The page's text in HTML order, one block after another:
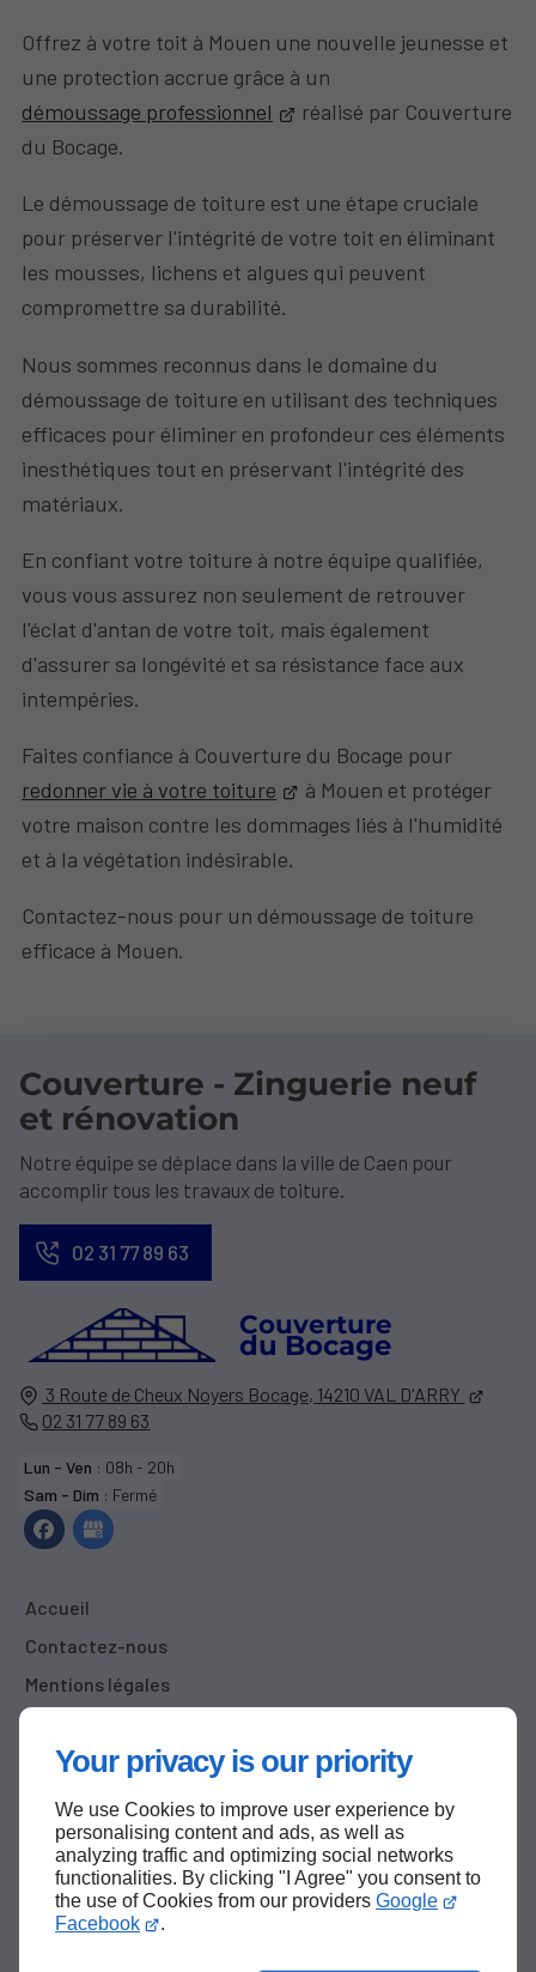
Your privacy is our priority
We use Cookies to improve user experience by
personalising content and ads, as well as
analyzing traffic and optimizing social networks
functionalities. By clicking "I Agree" you consent to
the use of Cookies from our providers Google
Facebook
.
Offrez à votre toit à Mouen une nouvelle jeunesse et
une protection accrue grâce à un
démoussage professionnel
réalisé par Couverture
du Bocage.
Le démoussage de toiture est une étape cruciale
pour préserver l'intégrité de votre toit en éliminant
les mousses, lichens et algues qui peuvent
compromettre sa durabilité.
Nous sommes reconnus dans le domaine du
démoussage de toiture en utilisant des techniques
efficaces pour éliminer en profondeur ces éléments
inesthétiques tout en préservant l'intégrité des
matériaux.
En confiant votre toiture à notre équipe qualifiée,
vous vous assurez non seulement de retrouver
l'éclat d'antan de votre toit, mais également
d'assurer sa longévité et sa résistance face aux
intempéries.
Faites confiance à Couverture du Bocage pour
redonner vie à votre toiture
à Mouen et protéger
votre maison contre les dommages liés à l'humidité
et à la végétation indésirable.
Contactez-nous pour un démoussage de toiture
efficace à Mouen.
Couverture
du Bocage
3 Route de Cheux Noyers Bocage, 14210 VAL D'ARRY
02 31 77 89 63
Lun - Ven : 08h - 20h
Sam - Dim : Fermé
Accueil
Contactez-nous
Mentions légales
Couverture - Zinguerie neuf
et rénovation
Notre équipe se déplace dans la ville de Caen pour
accomplir tous les travaux de toiture.
02 31 77 89 63
Haut de page